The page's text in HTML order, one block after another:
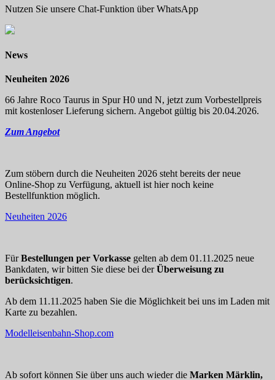
Nutzen Sie unsere Chat-Funktion über WhatsApp
News
Neuheiten 2026
66 Jahre Roco Taurus in Spur H0 und N, jetzt zum Vorbestellpreis
mit kostenloser Lieferung sichern. Angebot gültig bis 20.04.2026.
Zum Angebot
Zum stöbern durch die Neuheiten 2026 steht bereits der neue
Online-Shop zu Verfügung, aktuell ist hier noch keine
Bestellfunktion möglich.
Neuheiten 2026
FürBestellungen per Vorkasse gelten ab dem 01.11.2025 neue
Bankdaten, wir bitten Sie diese bei derÜberweisung zu
berücksichtigen.
Ab dem 11.11.2025 haben Sie die Möglichkeit bei uns im Laden mit
Karte zu bezahlen.
Modelleisenbahn-Shop.com
Ab sofort können Sie über uns auch wieder die Marken Märklin,